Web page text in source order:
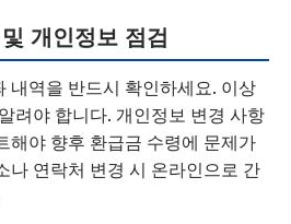
개인정보 점검
내역을 반드시 확인하세요. 이상
려야 합니다. 개인정보 변경 사항
해야 향후 환급금 수령에 문제가
나 연락처 변경 시 온라인으로 간